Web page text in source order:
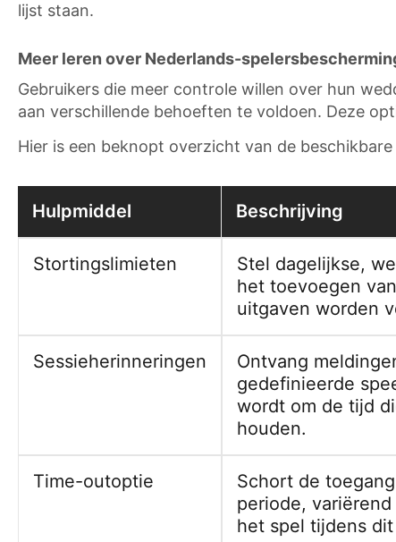
lijst staan.
Meer leren over Nederlands-
Gebruikers die meer controle willen over hun
aan verschillende behoeften te voldoen. Deze
Hier is een beknopt overzicht van de
Hulpmiddel Beschrijving
Stortingslimieten
Stel dagelijkse,
het toevoegen
uitgaven worden
Sessieherinneringen
Ontvang
gedefinieerde
wordt om de tijd
houden.
Time-outoptie
Schort de
periode,
het spel tijdens